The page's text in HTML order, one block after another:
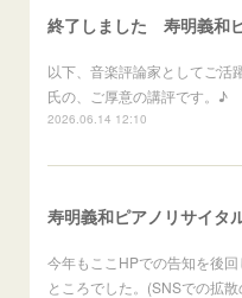
以下、音楽評論家としてご活
氏の、ご厚意の講評です。♪
2026.06.14 12:10
今年もここHPでの告知を後回
ところでした。(SNSでの拡散